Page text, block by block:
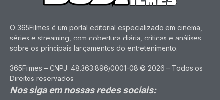
O 365Filmes é um portal editorial especializado em cinema,
séries e streaming, com cobertura diária, críticas e análises
sobre os principais lançamentos do entretenimento.
365Filmes – CNPJ: 48.363.896/0001-08 © 2026 – Todos os
Direitos reservados
Nos siga em nossas redes sociais: